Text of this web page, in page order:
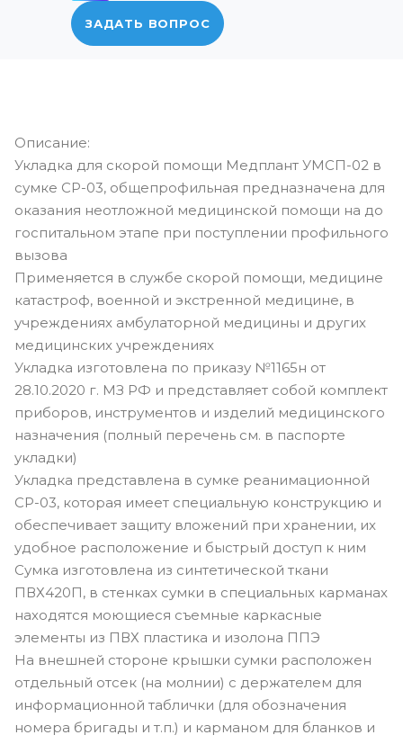
ЗАДАТЬ ВОПРОС
Описание:
Укладка для скорой помощи Медплант УМСП-02 в
сумке СР-03, общепрофильная предназначена для
оказания неотложной медицинской помощи на до
госпитальном этапе при поступлении профильного
вызова
Применяется в службе скорой помощи, медицине
катастроф, военной и экстренной медицине, в
учреждениях амбулаторной медицины и других
медицинских учреждениях
Укладка изготовлена по приказу №1165н от
28.10.2020 г. МЗ РФ и представляет собой комплект
приборов, инструментов и изделий медицинского
назначения (полный перечень см. в паспорте
укладки)
Укладка представлена в сумке реанимационной
СР-03, которая имеет специальную конструкцию и
обеспечивает защиту вложений при хранении, их
удобное расположение и быстрый доступ к ним
Сумка изготовлена из синтетической ткани
ПВХ420П, в стенках сумки в специальных карманах
находятся моющиеся съемные каркасные
элементы из ПВХ пластика и изолона ППЭ
На внешней стороне крышки сумки расположен
отдельный отсек (на молнии) с держателем для
информационной таблички (для обозначения
номера бригады и т.п.) и карманом для бланков и